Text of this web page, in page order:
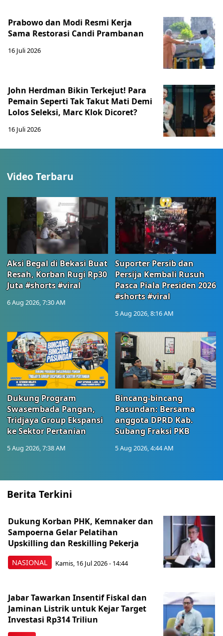
Prabowo dan Modi Resmi Kerja
Sama Restorasi Candi Prambanan
16 Juli 2026
John Herdman Bikin Terkejut! Para
Pemain Seperti Tak Takut Mati Demi
Lolos Seleksi, Marc Klok Dicoret?
16 Juli 2026
Video Terbaru
Aksi Begal di Bekasi Buat
Resah, Korban Rugi Rp30
Juta #shorts #viral
6 Aug 2026, 7:30 AM
Suporter Persib dan
Persija Kembali Rusuh
Pasca Piala Presiden 2026
#shorts #viral
5 Aug 2026, 8:16 AM
Dukung Program
Swasembada Pangan,
Tridjaya Group Ekspansi
ke Sektor Pertanian
5 Aug 2026, 7:38 AM
Bincang-bincang
Pasundan: Bersama
anggota DPRD Kab.
Subang Fraksi PKB
5 Aug 2026, 4:44 AM
Berita Terkini
NASIONAL
Dukung Korban PHK, Kemnaker dan
Sampoerna Gelar Pelatihan
Upskilling dan Reskilling Pekerja
Kamis, 16 Jul 2026 - 14:44
Jabar Tawarkan Insentif Fiskal dan
Jaminan Listrik untuk Kejar Target
Investasi Rp314 Triliun